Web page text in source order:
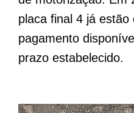
placa final 4 já
pagamento
prazo estabelecido.